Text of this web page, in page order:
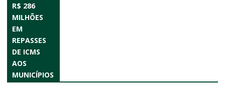
R$ 286
MILHÕES
EM
REPASSES
DE ICMS
AOS
MUNICÍPIOS